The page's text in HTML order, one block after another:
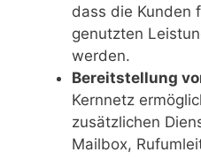
dass die Kunden
genutzten
werden.
Bereitstellung
Kernnetz
zusätzlichen
Mailbox,